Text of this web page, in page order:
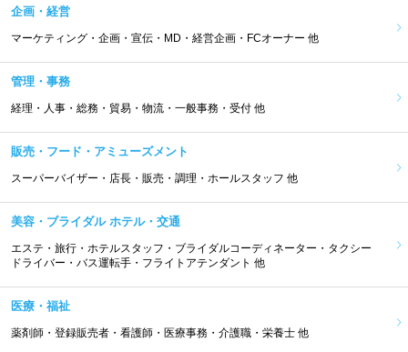
企画・経営
マーケティング・企画・宣伝・MD・経営企画・FCオーナー 他
管理・事務
経理・人事・総務・貿易・物流・一般事務・受付 他
販売・フード・アミューズメント
スーパーバイザー・店長・販売・調理・ホールスタッフ 他
美容・ブライダル ホテル・交通
エステ・旅行・ホテルスタッフ・ブライダルコーディネーター・タクシー
ドライバー・バス運転手・フライトアテンダント 他
医療・福祉
薬剤師・登録販売者・看護師・医療事務・介護職・栄養士 他